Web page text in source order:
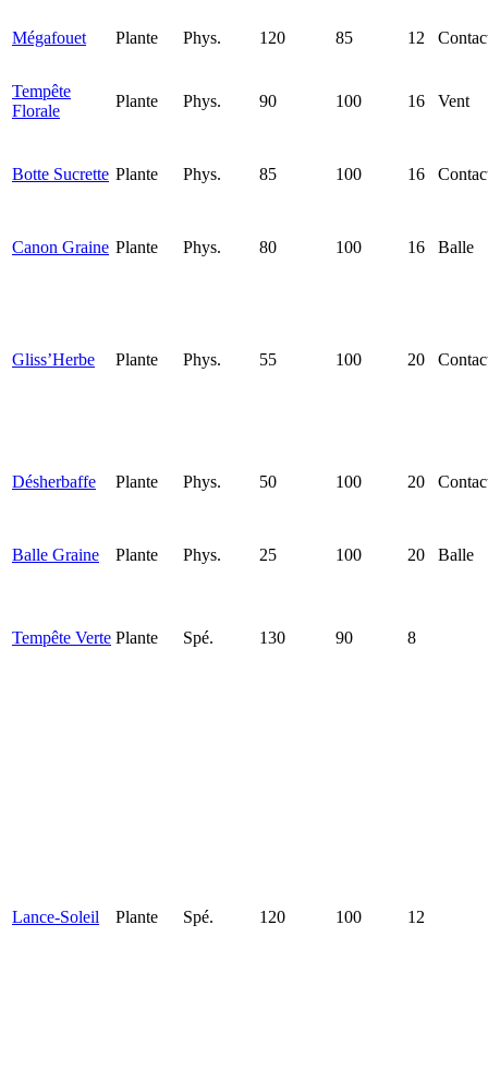
Mégafouet Plante Phys. 120 85 12
Tempête
Florale
Plante Phys. 90 100 16 Vent
Botte Sucrette Plante Phys. 85 100 16
Canon Graine Plante Phys. 80 100 16 Balle
Gliss’Herbe Plante Phys. 55 100 20
Désherbaffe Plante Phys. 50 100 20
Balle Graine Plante Phys. 25 100 20 Balle
Tempête Verte Plante Spé. 130 90 8
Lance-Soleil Plante Spé. 120 100 12